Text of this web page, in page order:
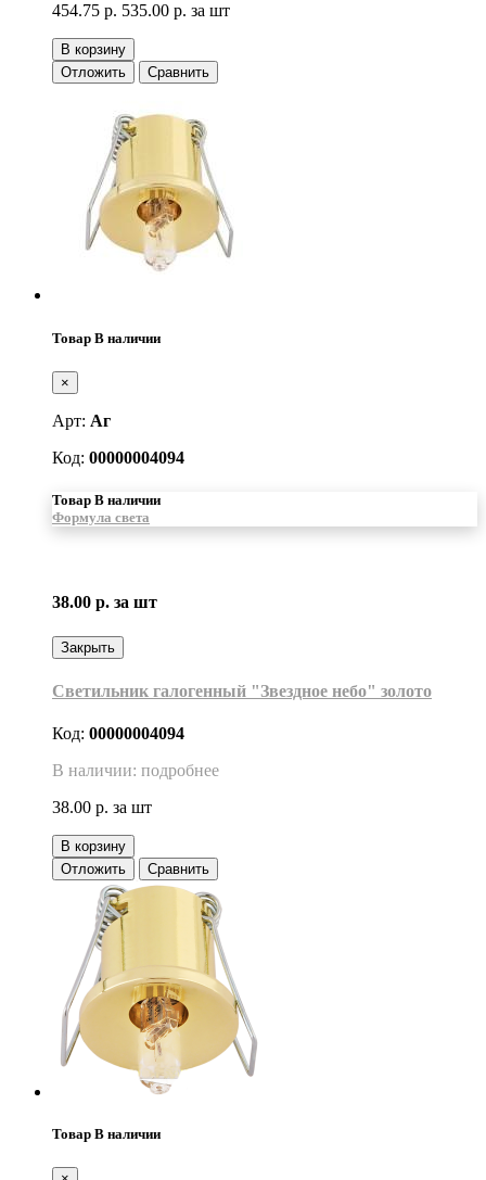
454.75 р. 535.00 р. за шт
В корзину
Отложить
Сравнить
Товар В наличии
×
Арт: Аг
Код: 00000004094
Товар В наличии
Формула света
38.00 р. за шт
Закрыть
Светильник галогенный "Звездное небо" золото
Код: 00000004094
В наличии: подробнее
38.00 р. за шт
В корзину
Отложить
Сравнить
Товар В наличии